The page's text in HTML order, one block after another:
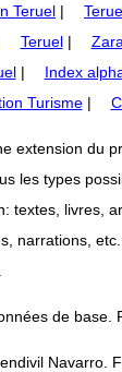
Teruel |
Teruel|
| Index
Turisme|
extension du
les types
textes, livres,
narrations,
de base.
Navarro.